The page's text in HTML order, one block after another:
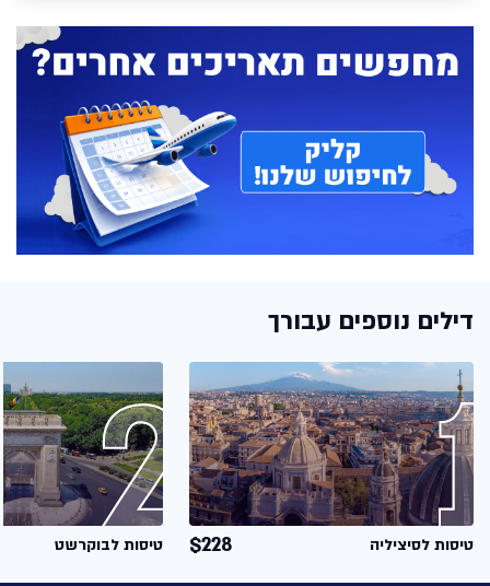
דילים נוספים עבורך
טיסות לסיציליה $228 טיסות לבוקרשט